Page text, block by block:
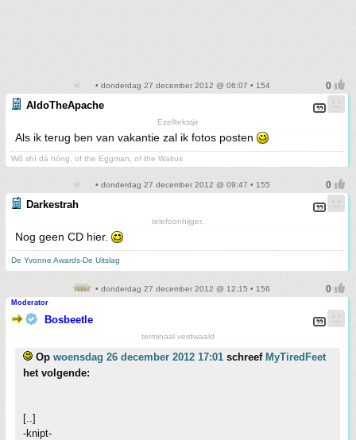
• donderdag 27 december 2012 @ 06:07 • 154
AldoTheApache
Ezelltekstje
Als ik terug ben van vakantie zal ik fotos posten
Wǒ shì dá hóng, of the Eggman, of the Walrus
• donderdag 27 december 2012 @ 09:47 • 155
Darkestrah
telefoonhijger.
Nog geen CD hier.
De Yvonne Awards-De Uitslag
• donderdag 27 december 2012 @ 12:15 • 156
Moderator
Bosbeetle
terminaal verdwaald
Op woensdag 26 december 2012 17:01 schreef MyTiredFeet
het volgende:
[..]
-knipt-